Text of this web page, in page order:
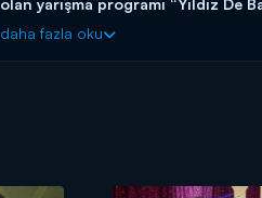
olan yarışma programı “Yıldız De
Yıldız De Bana’nın bu bölümünde
daha fazla oku